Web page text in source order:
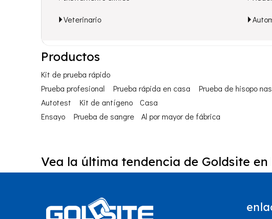
Veterinario
Productos
Kit de prueba rápido
Prueba profesional
Prueba rápida en casa
Prueba de hisopo
Autotest
Kit de antígeno
Casa
Ensayo
Prueba de sangre Al por mayor de fábrica
Vea la última tendencia de Goldsite en